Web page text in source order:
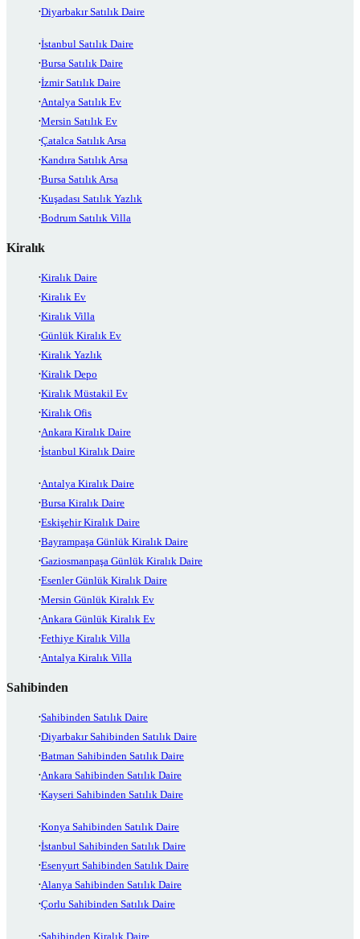
Diyarbakır Satılık Daire
İstanbul Satılık Daire
Bursa Satılık Daire
İzmir Satılık Daire
Antalya Satılık Ev
Mersin Satılık Ev
Çatalca Satılık Arsa
Kandıra Satılık Arsa
Bursa Satılık Arsa
Kuşadası Satılık Yazlık
Bodrum Satılık Villa
Kiralık
Kiralık Daire
Kiralık Ev
Kiralık Villa
Günlük Kiralık Ev
Kiralık Yazlık
Kiralık Depo
Kiralık Müstakil Ev
Kiralık Ofis
Ankara Kiralık Daire
İstanbul Kiralık Daire
Antalya Kiralık Daire
Bursa Kiralık Daire
Eskişehir Kiralık Daire
Bayrampaşa Günlük Kiralık Daire
Gaziosmanpaşa Günlük Kiralık Daire
Esenler Günlük Kiralık Daire
Mersin Günlük Kiralık Ev
Ankara Günlük Kiralık Ev
Fethiye Kiralık Villa
Antalya Kiralık Villa
Sahibinden
Sahibinden Satılık Daire
Diyarbakır Sahibinden Satılık Daire
Batman Sahibinden Satılık Daire
Ankara Sahibinden Satılık Daire
Kayseri Sahibinden Satılık Daire
Konya Sahibinden Satılık Daire
İstanbul Sahibinden Satılık Daire
Esenyurt Sahibinden Satılık Daire
Alanya Sahibinden Satılık Daire
Çorlu Sahibinden Satılık Daire
Sahibinden Kiralık Daire